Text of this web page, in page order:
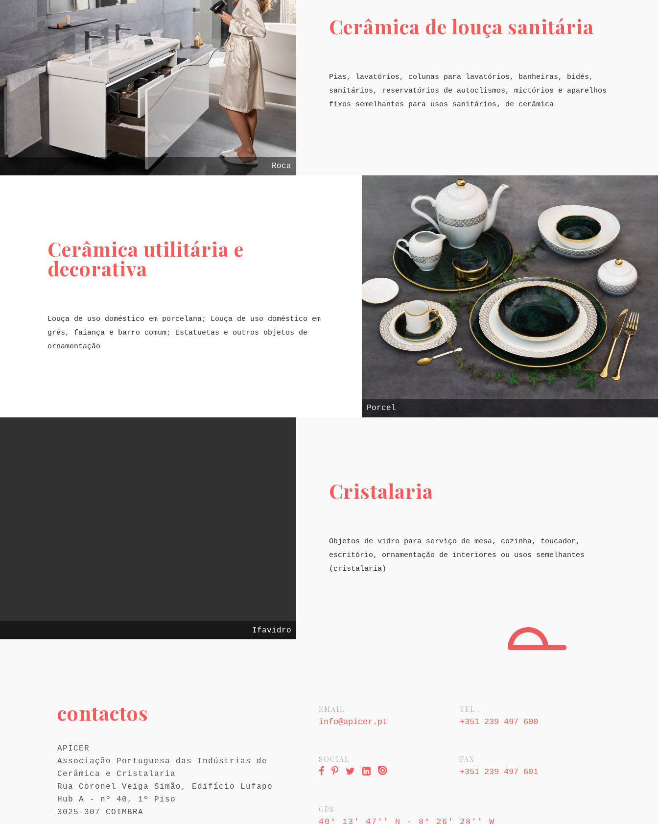
Cerâmica de louça sanitária
Pias, lavatórios, colunas para lavatórios, banheiras, bidés,
sanitários, reservatórios de autoclismos, mictórios e aparelhos
fixos semelhantes para usos sanitários, de cerâmica
Roca
Cerâmica utilitária e
decorativa
Louça de uso doméstico em porcelana; Louça de uso doméstico em
grés, faiança e barro comum; Estatuetas e outros objetos de
ornamentação
Porcel
Cristalaria
Objetos de vidro para serviço de mesa, cozinha, toucador,
escritório, ornamentação de interiores ou usos semelhantes
(cristalaria)
Ifavidro
contactos
APICER
Associação Portuguesa das Indústrias de
Cerâmica e Cristalaria
Rua Coronel Veiga Simão, Edifício Lufapo
Hub A - nº 40, 1º Piso
3025-307
COIMBRA
EMAIL
info@apicer.pt
TEL .
+351 239 497 600
SOCIAL
FAX
+351 239 497 601
GPS
40° 13' 47'' N - 8° 26' 28'' W